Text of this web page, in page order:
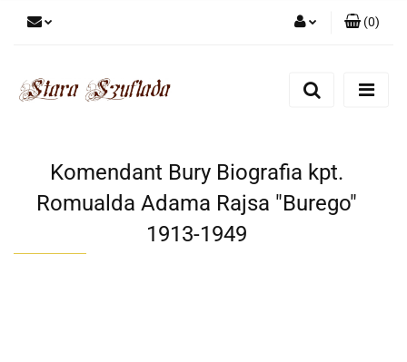
Zarejestruj się
(0)
Komendant Bury Biografia kpt.
Romualda Adama Rajsa "Burego"
1913-1949